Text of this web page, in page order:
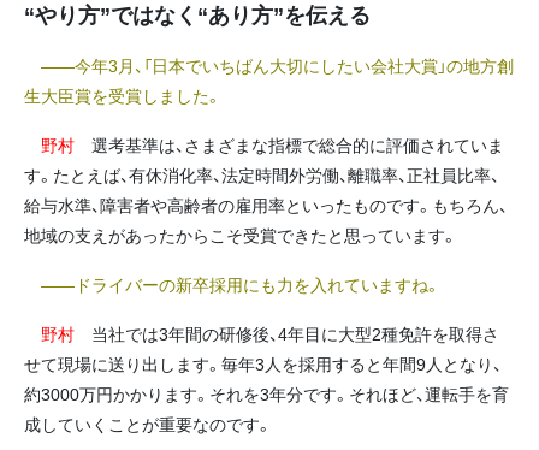
“やり方”ではなく“あり方”を伝える
――今年3月、「日本でいちばん大切にしたい会社大賞」の地方創
生大臣賞を受賞しました。
野村 選考基準は、さまざまな指標で総合的に評価されていま
す。たとえば、有休消化率、法定時間外労働、離職率、正社員比率、
給与水準、障害者や高齢者の雇用率といったものです。もちろん、
地域の支えがあったからこそ受賞できたと思っています。
――ドライバーの新卒採用にも力を入れていますね。
野村 当社では3年間の研修後、4年目に大型2種免許を取得さ
せて現場に送り出します。毎年3人を採用すると年間9人となり、
約3000万円かかります。それを3年分です。それほど、運転手を育
成していくことが重要なのです。